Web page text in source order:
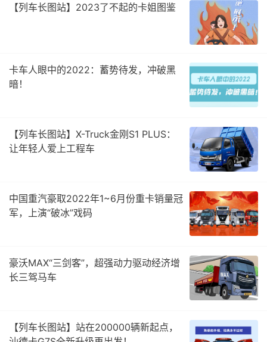
【列车长图站】2023了不起的卡姐图鉴
卡车人眼中的2022：蓄势待发，冲破黑
暗！
【列车长图站】X-Truck金刚S1 PLUS：
让年轻人爱上工程车
中国重汽豪取2022年1~6月份重卡销量冠
军，上演“破冰”戏码
豪沃MAX“三剑客”，超强动力驱动经济增
长三驾马车
【列车长图站】站在200000辆新起点，